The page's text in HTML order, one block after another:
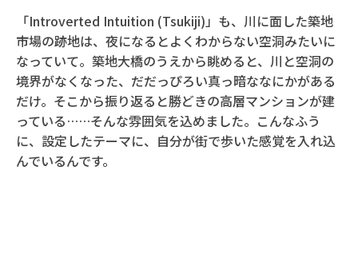
「Introverted Intuition (Tsukiji)」も、川に面した築地
市場の跡地は、夜になるとよくわからない空洞みたいに
なっていて。築地大橋のうえから眺めると、川と空洞の
境界がなくなった、だだっぴろい真っ暗ななにかがある
だけ。そこから振り返ると勝どきの高層マンションが建
っている……そんな雰囲気を込めました。こんなふう
に、設定したテーマに、自分が街で歩いた感覚を入れ込
んでいるんです。